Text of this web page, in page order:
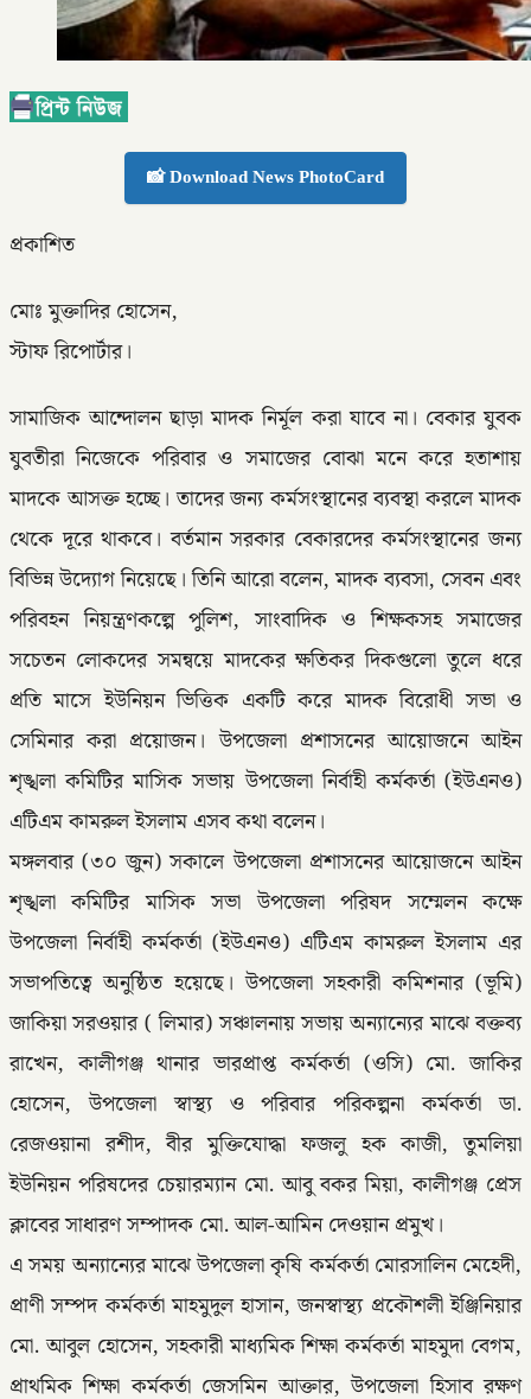
📸 Download News PhotoCard
প্রকাশিত
মোঃ মুক্তাদির হোসেন,
স্টাফ রিপোর্টার।
সামাজিক আন্দোলন ছাড়া মাদক নির্মূল করা যাবে না। বেকার যুবক
যুবতীরা নিজেকে পরিবার ও সমাজের বোঝা মনে করে হতাশায়
মাদকে আসক্ত হচ্ছে। তাদের জন্য কর্মসংস্থানের ব্যবস্থা করলে মাদক
থেকে দূরে থাকবে। বর্তমান সরকার বেকারদের কর্মসংস্থানের জন্য
বিভিন্ন উদ্যোগ নিয়েছে। তিনি আরো বলেন, মাদক ব্যবসা, সেবন এবং
পরিবহন নিয়ন্ত্রণকল্পে পুলিশ, সাংবাদিক ও শিক্ষকসহ সমাজের
সচেতন লোকদের সমন্বয়ে মাদকের ক্ষতিকর দিকগুলো তুলে ধরে
প্রতি মাসে ইউনিয়ন ভিত্তিক একটি করে মাদক বিরোধী সভা ও
সেমিনার করা প্রয়োজন। উপজেলা প্রশাসনের আয়োজনে আইন
শৃঙ্খলা কমিটির মাসিক সভায় উপজেলা নির্বাহী কর্মকর্তা (ইউএনও)
এটিএম কামরুল ইসলাম এসব কথা বলেন।
মঙ্গলবার (৩০ জুন) সকালে উপজেলা প্রশাসনের আয়োজনে আইন
শৃঙ্খলা কমিটির মাসিক সভা উপজেলা পরিষদ সম্মেলন কক্ষে
উপজেলা নির্বাহী কর্মকর্তা (ইউএনও) এটিএম কামরুল ইসলাম এর
সভাপতিত্বে অনুষ্ঠিত হয়েছে। উপজেলা সহকারী কমিশনার (ভূমি)
জাকিয়া সরওয়ার ( লিমার) সঞ্চালনায় সভায় অন্যান্যের মাঝে বক্তব্য
রাখেন, কালীগঞ্জ থানার ভারপ্রাপ্ত কর্মকর্তা (ওসি) মো. জাকির
হোসেন, উপজেলা স্বাস্থ্য ও পরিবার পরিকল্পনা কর্মকর্তা ডা.
রেজওয়ানা রশীদ, বীর মুক্তিযোদ্ধা ফজলু হক কাজী, তুমলিয়া
ইউনিয়ন পরিষদের চেয়ারম্যান মো. আবু বকর মিয়া, কালীগঞ্জ প্রেস
ক্লাবের সাধারণ সম্পাদক মো. আল-আমিন দেওয়ান প্রমুখ।
এ সময় অন্যান্যের মাঝে উপজেলা কৃষি কর্মকর্তা মোরসালিন মেহেদী,
প্রাণী সম্পদ কর্মকর্তা মাহমুদুল হাসান, জনস্বাস্থ্য প্রকৌশলী ইঞ্জিনিয়ার
মো. আবুল হোসেন, সহকারী মাধ্যমিক শিক্ষা কর্মকর্তা মাহমুদা বেগম,
প্রাথমিক শিক্ষা কর্মকর্তা জেসমিন আক্তার, উপজেলা হিসাব রক্ষণ